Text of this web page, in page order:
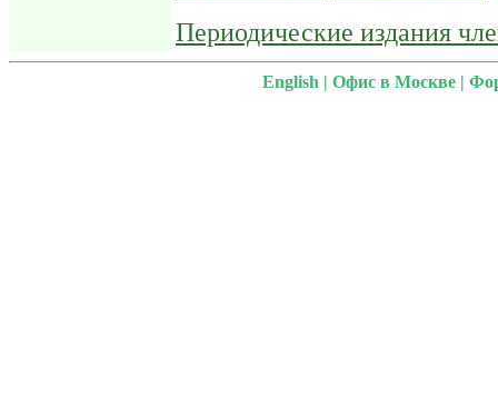
Периодические издания
English | Офис в Москве |